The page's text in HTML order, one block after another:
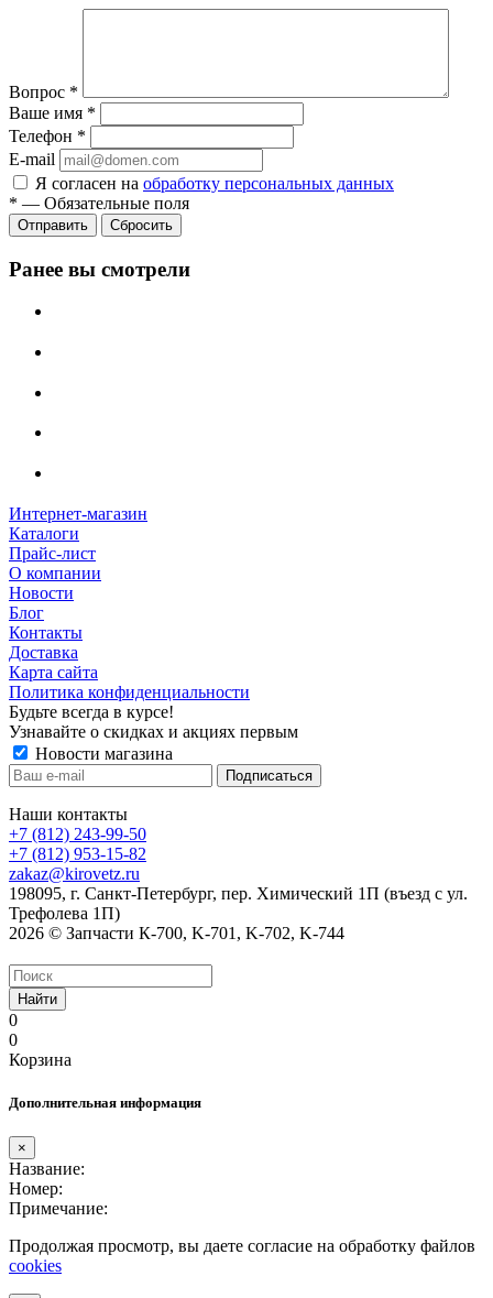
Вопрос *
Ваше имя *
Телефон *
E-mail
Я согласен на обработку персональных данных
* — Обязательные поля
Сбросить
Ранее вы смотрели
Интернет-магазин
Каталоги
Прайс-лист
О компании
Новости
Блог
Контакты
Доставка
Карта сайта
Политика конфиденциальности
Будьте всегда в курсе!
Узнавайте о скидках и акциях первым
Новости магазина
Наши контакты
+7 (812) 243-99-50
+7 (812) 953-15-82
zakaz@kirovetz.ru
198095, г. Санкт-Петербург, пер. Химический 1П (въезд с ул.
Трефолева 1П)
2026 © Запчасти К-700, K-701, K-702, K-744
Найти
0
0
Корзина
Дополнительная информация
×
Название:
Номер:
Примечание:
Продолжая просмотр, вы даете согласие на обработку файлов
cookies